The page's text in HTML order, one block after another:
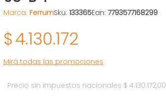
Marca: FerrumSku: 133365Ean: 7793577168299
$4.130.172
Mirá todas las promociones
Precio sin impuestos nacionales $ 4.130.172,00